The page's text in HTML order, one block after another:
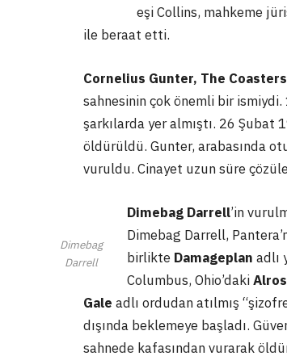
eşi Collins, mahkeme
ile beraat etti.
Cornelius Gunter, The Coasters
sahnesinin çok önemli bir ismiydi.
şarkılarda yer almıştı. 26 Şubat
öldürüldü. Gunter, arabasında
vuruldu. Cinayet uzun süre
Dimebag
Darrell
Dimebag Darrell’in
Dimebag Darrell,
birlikte Damageplan adlı
Columbus, Ohio’daki
Gale adlı ordudan atılmış
dışında beklemeye başladı.
sahnede kafasından vurarak